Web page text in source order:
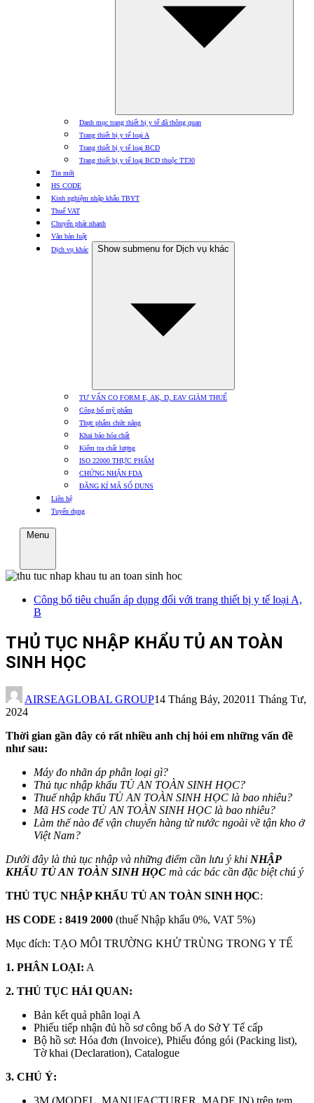
Danh mục trang thiết bị y tế đã thông quan
Trang thiết bị y tế loại A
Trang thiết bị y tế loại BCD
Trang thiết bị y tế loại BCD thuộc TT30
Tin mới
HS CODE
Kinh nghiệm nhập khẩu TBYT
Thuế VAT
Chuyển phát nhanh
Văn bản luật
Dịch vụ khác
Show submenu for Dịch vụ khác
TƯ VẤN CO FORM E, AK, D, EAV GIẢM THUẾ
Công bố mỹ phẩm
Thực phẩm chức năng
Khai báo hóa chất
Kiểm tra chất lượng
ISO 22000 THỰC PHẨM
CHỨNG NHẬN FDA
ĐĂNG KÍ MÃ SỐ DUNS
Liên hệ
Tuyển dụng
Menu
Công bố tiêu chuẩn áp dụng đối với trang thiết bị y tế loại A,
B
THỦ TỤC NHẬP KHẨU TỦ AN TOÀN
SINH HỌC
AIRSEAGLOBAL GROUP14 Tháng Bảy, 202011 Tháng Tư,
2024
Thời gian gần đây có rất nhiều anh chị hỏi em những vấn đề
như sau:
Máy đo nhãn áp phân loại gì?
Thủ tục nhập khẩu TỦ AN TOÀN SINH HỌC?
Thuế nhập khẩu TỦ AN TOÀN SINH HỌC là bao nhiêu?
Mã HS code TỦ AN TOÀN SINH HỌC là bao nhiêu?
Làm thế nào để vận chuyển hàng từ nước ngoài về tận kho ở
Việt Nam?
Dưới đây là thủ tục nhập và những điểm cần lưu ý khi NHẬP
KHẨU TỦ AN TOÀN SINH HỌC mà các bác cần đặc biệt chú ý
THỦ TỤC NHẬP KHẨU TỦ AN TOÀN SINH HỌC:
HS CODE : 8419 2000 (thuế Nhập khẩu 0%, VAT 5%)
Mục đích: TẠO MÔI TRƯỜNG KHỬ TRÙNG TRONG Y TẾ
1. PHÂN LOẠI: A
2. THỦ TỤC HẢI QUAN:
Bản kết quả phân loại A
Phiếu tiếp nhận đủ hồ sơ công bố A do Sở Y Tế cấp
Bộ hồ sơ: Hóa đơn (Invoice), Phiếu đóng gói (Packing list),
Tờ khai (Declaration), Catalogue
3. CHÚ Ý:
3M (MODEL, MANUFACTURER, MADE IN) trên tem